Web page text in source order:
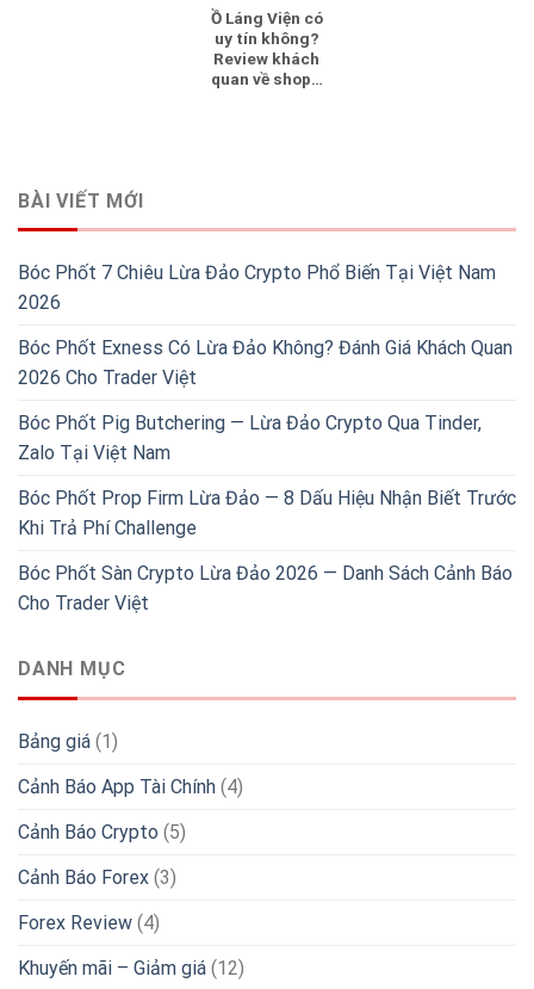
Ồ Láng Viện có
uy tín không?
Review khách
quan về shop…
BÀI VIẾT MỚI
Bóc Phốt 7 Chiêu Lừa Đảo Crypto Phổ Biến Tại Việt Nam
2026
Bóc Phốt Exness Có Lừa Đảo Không? Đánh Giá Khách Quan
2026 Cho Trader Việt
Bóc Phốt Pig Butchering — Lừa Đảo Crypto Qua Tinder,
Zalo Tại Việt Nam
Bóc Phốt Prop Firm Lừa Đảo — 8 Dấu Hiệu Nhận Biết Trước
Khi Trả Phí Challenge
Bóc Phốt Sàn Crypto Lừa Đảo 2026 — Danh Sách Cảnh Báo
Cho Trader Việt
DANH MỤC
Bảng giá (1)
Cảnh Báo App Tài Chính (4)
Cảnh Báo Crypto (5)
Cảnh Báo Forex (3)
Forex Review (4)
Khuyến mãi – Giảm giá (12)